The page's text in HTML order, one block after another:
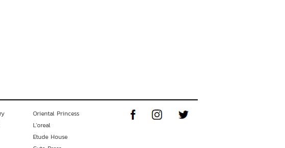
Oriental Princess
L'oreal
Etude House